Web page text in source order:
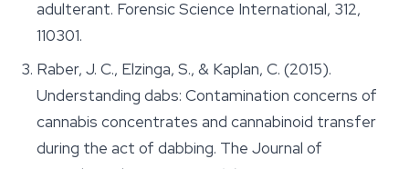
adulterant. Forensic Science International, 312,
110301.
Raber, J. C., Elzinga, S., & Kaplan, C. (2015).
Understanding dabs: Contamination concerns of
cannabis concentrates and cannabinoid transfer
during the act of dabbing. The Journal of